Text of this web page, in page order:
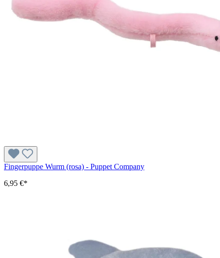
Fingerpuppe Wurm (rosa) - Puppet Company
6,95 €*